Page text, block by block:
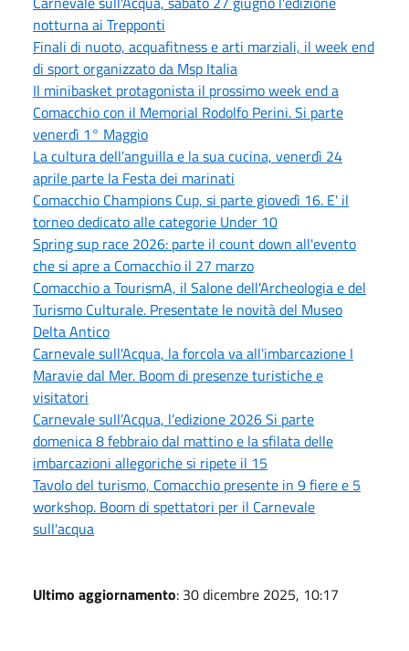
notturna ai Trepponti
Finali di nuoto, acquafitness e arti marziali, il week end
di sport organizzato da Msp Italia
Il minibasket protagonista il prossimo week end a
Comacchio con il Memorial Rodolfo Perini. Si parte
venerdì 1° Maggio
La cultura dell’anguilla e la sua cucina, venerdì 24
aprile parte la Festa dei marinati
Comacchio Champions Cup, si parte giovedì 16. E' il
torneo dedicato alle categorie Under 10
Spring sup race 2026: parte il count down all'evento
che si apre a Comacchio il 27 marzo
Comacchio a TourismA, il Salone dell'Archeologia e del
Turismo Culturale. Presentate le novità del Museo
Delta Antico
Carnevale sull'Acqua, la forcola va all'imbarcazione I
Maravie dal Mer. Boom di presenze turistiche e
visitatori
Carnevale sull’Acqua, l’edizione 2026 Si parte
domenica 8 febbraio dal mattino e la sfilata delle
imbarcazioni allegoriche si ripete il 15
Tavolo del turismo, Comacchio presente in 9 fiere e 5
workshop. Boom di spettatori per il Carnevale
sull'acqua
Ultimo aggiornamento: 30 dicembre 2025, 10:17